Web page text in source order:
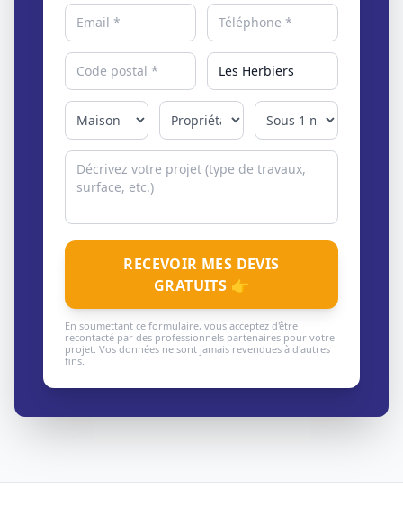
RECEVOIR MES DEVIS
GRATUITS 👉
En soumettant ce formulaire, vous acceptez d'être
recontacté par des professionnels partenaires pour votre
projet. Vos données ne sont jamais revendues à d'autres
fins.